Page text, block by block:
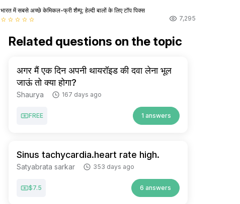
भारत में सबसे अच्छे केमिकल-फ्री शैम्पू: हेल्दी बालों के लिए टॉप पिक्स
star_border star_border star_border star_border star_border 7,295
Related questions on the topic
अगर मैं एक दिन अपनी थायरॉइड की दवा लेना भूल
जाऊं तो क्या होगा?
Shaurya 167 days ago
FREE 1 answers
Sinus tachycardia.heart rate high.
Satyabrata sarkar 353 days ago
$7.5 6 answers